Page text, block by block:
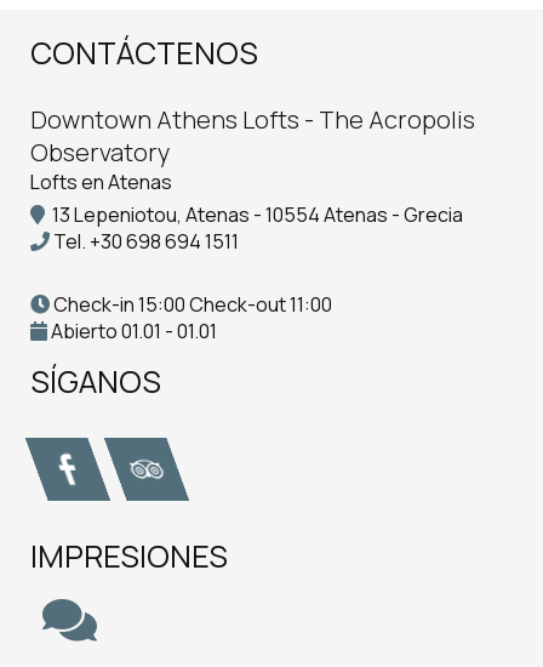
CONTÁCTENOS
Downtown Athens Lofts - The Acropolis
Observatory
Lofts en Atenas
13 Lepeniotou, Atenas - 10554 Atenas - Grecia
Tel. +30 698 694 1511
Check-in 15:00 Check-out 11:00
Abierto 01.01 - 01.01
SÍGANOS
IMPRESIONES